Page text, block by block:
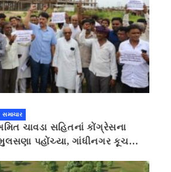
ચાવડા સહિતનાં કોંગ્રેસના
પહોંચ્યા, ગાંધીનગર કૂચ